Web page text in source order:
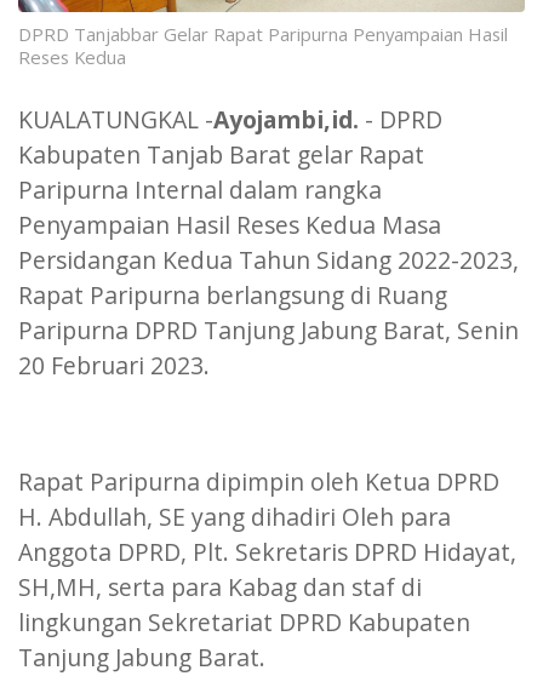
DPRD Tanjabbar Gelar Rapat Paripurna Penyampaian Hasil
Reses Kedua
KUALATUNGKAL -Ayojambi,id. - DPRD
Kabupaten Tanjab Barat gelar Rapat
Paripurna Internal dalam rangka
Penyampaian Hasil Reses Kedua Masa
Persidangan Kedua Tahun Sidang 2022-2023,
Rapat Paripurna berlangsung di Ruang
Paripurna DPRD Tanjung Jabung Barat, Senin
20 Februari 2023.
Rapat Paripurna dipimpin oleh Ketua DPRD
H. Abdullah, SE yang dihadiri Oleh para
Anggota DPRD, Plt. Sekretaris DPRD Hidayat,
SH,MH, serta para Kabag dan staf di
lingkungan Sekretariat DPRD Kabupaten
Tanjung Jabung Barat.